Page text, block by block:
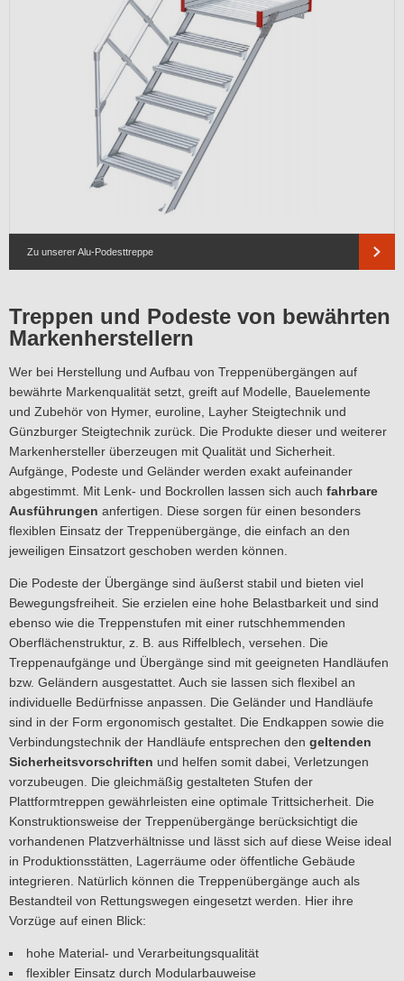
Zu unserer Alu-Podesttreppe
Treppen und Podeste von bewährten
Markenherstellern
Wer bei Herstellung und Aufbau von Treppenübergängen auf
bewährte Markenqualität setzt, greift auf Modelle, Bauelemente
und Zubehör von Hymer, euroline, Layher Steigtechnik und
Günzburger Steigtechnik zurück. Die Produkte dieser und weiterer
Markenhersteller überzeugen mit Qualität und Sicherheit.
Aufgänge, Podeste und Geländer werden exakt aufeinander
abgestimmt. Mit Lenk- und Bockrollen lassen sich auch fahrbare
Ausführungen anfertigen. Diese sorgen für einen besonders
flexiblen Einsatz der Treppenübergänge, die einfach an den
jeweiligen Einsatzort geschoben werden können.
Die Podeste der Übergänge sind äußerst stabil und bieten viel
Bewegungsfreiheit. Sie erzielen eine hohe Belastbarkeit und sind
ebenso wie die Treppenstufen mit einer rutschhemmenden
Oberflächenstruktur, z. B. aus Riffelblech, versehen. Die
Treppenaufgänge und Übergänge sind mit geeigneten Handläufen
bzw. Geländern ausgestattet. Auch sie lassen sich flexibel an
individuelle Bedürfnisse anpassen. Die Geländer und Handläufe
sind in der Form ergonomisch gestaltet. Die Endkappen sowie die
Verbindungstechnik der Handläufe entsprechen den geltenden
Sicherheitsvorschriften und helfen somit dabei, Verletzungen
vorzubeugen. Die gleichmäßig gestalteten Stufen der
Plattformtreppen gewährleisten eine optimale Trittsicherheit. Die
Konstruktionsweise der Treppenübergänge berücksichtigt die
vorhandenen Platzverhältnisse und lässt sich auf diese Weise ideal
in Produktionsstätten, Lagerräume oder öffentliche Gebäude
integrieren. Natürlich können die Treppenübergänge auch als
Bestandteil von Rettungswegen eingesetzt werden. Hier ihre
Vorzüge auf einen Blick:
hohe Material- und Verarbeitungsqualität
flexibler Einsatz durch Modularbauweise